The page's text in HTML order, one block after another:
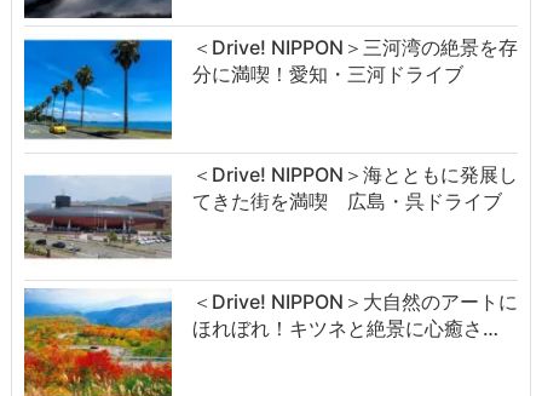
＜Drive! NIPPON＞三河湾の絶景を存
分に満喫！愛知・三河ドライブ
＜Drive! NIPPON＞海とともに発展し
てきた街を満喫 広島・呉ドライブ
＜Drive! NIPPON＞大自然のアートに
ほれぼれ！キツネと絶景に心癒さ…